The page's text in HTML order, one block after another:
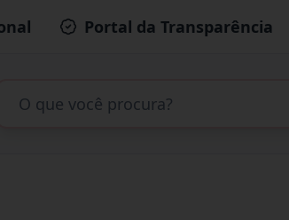
Portal da Transparência